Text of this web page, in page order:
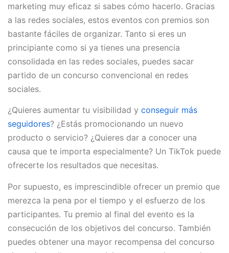
marketing muy eficaz si sabes cómo hacerlo. Gracias
a las redes sociales, estos eventos con premios son
bastante fáciles de organizar. Tanto si eres un
principiante como si ya tienes una presencia
consolidada en las redes sociales, puedes sacar
partido de un concurso convencional en redes
sociales.
¿Quieres aumentar tu visibilidad y conseguir más
seguidores? ¿Estás promocionando un nuevo
producto o servicio? ¿Quieres dar a conocer una
causa que te importa especialmente? Un TikTok puede
ofrecerte los resultados que necesitas.
Por supuesto, es imprescindible ofrecer un premio que
merezca la pena por el tiempo y el esfuerzo de los
participantes. Tu premio al final del evento es la
consecución de los objetivos del concurso. También
puedes obtener una mayor recompensa del concurso